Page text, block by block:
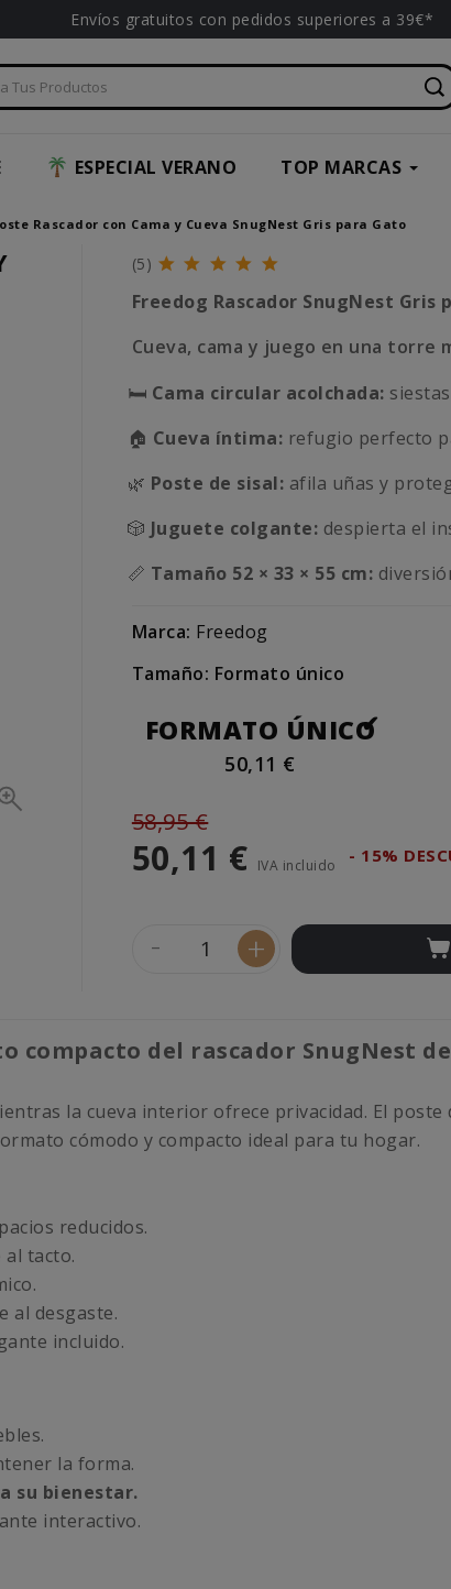
Envíos gratuitos con pedidos superiores a 39€*
ESPECIAL VERANO TOP MARCAS
Rascador con Cama y Cueva SnugNest Gris para Gato
(5)
Freedog Rascador SnugNest Gris
Cueva, cama y juego en una torre
🛏️ Cama circular acolchada:
🏠 Cueva íntima: refugio perfecto
🌿 Poste de sisal: afila uñas y
🎲 Juguete colgante: despierta el
📏 Tamaño 52 × 33 × 55 cm:
Marca: Freedog
Tamaño: Formato único
FORMATO ÚNICO
50,11 €
58,95 €
50,11 € IVA incluido - 15%
- +
del rascador SnugNest
la cueva interior ofrece privacidad. El
cómodo y compacto ideal para tu hogar.
reducidos.
al tacto.
al desgaste.
incluido.
la forma.
su bienestar.
interactivo.